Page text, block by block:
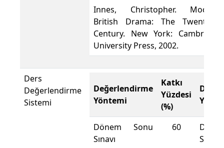
Innes, Christopher. Modern
British Drama: The Twentieth
Century. New York: Cambridge
University Press, 2002.
Ders
Değerlendirme
Sistemi
Değerlendirme
Yöntemi
Katkı
Yüzdesi
(%)
Dönem Sonu
Sınavı
60
Sınavı